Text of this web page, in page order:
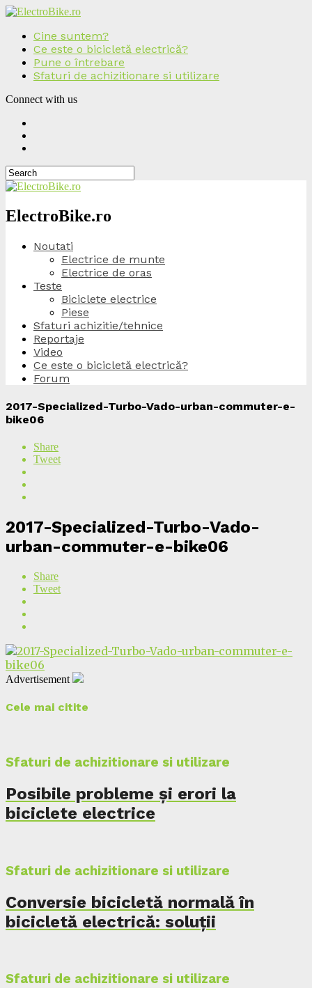
Cine suntem?
Ce este o bicicletă electrică?
Pune o întrebare
Sfaturi de achizitionare si utilizare
Connect with us
ElectroBike.ro
Noutati
Electrice de munte
Electrice de oras
Teste
Biciclete electrice
Piese
Sfaturi achizitie/tehnice
Reportaje
Video
Ce este o bicicletă electrică?
Forum
2017-Specialized-Turbo-Vado-urban-commuter-e-
bike06
Share
Tweet
2017-Specialized-Turbo-Vado-
urban-commuter-e-bike06
Share
Tweet
Advertisement
Cele mai citite
Sfaturi de achizitionare si utilizare
Posibile probleme și erori la
biciclete electrice
Sfaturi de achizitionare si utilizare
Conversie bicicletă normală în
bicicletă electrică: soluții
Sfaturi de achizitionare si utilizare